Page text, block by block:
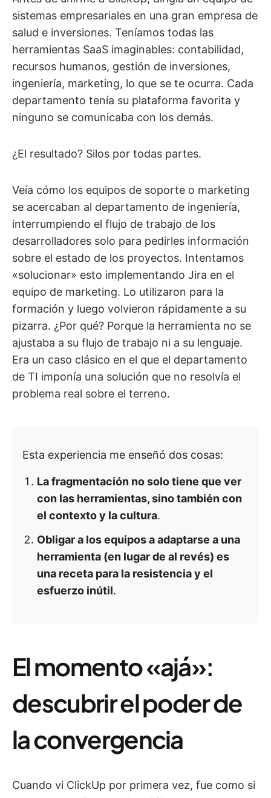
sistemas empresariales en una gran empresa de
salud e inversiones. Teníamos todas las
herramientas SaaS imaginables: contabilidad,
recursos humanos, gestión de inversiones,
ingeniería, marketing, lo que se te ocurra. Cada
departamento tenía su plataforma favorita y
ninguno se comunicaba con los demás.
¿El resultado? Silos por todas partes.
Veía cómo los equipos de soporte o marketing
se acercaban al departamento de ingeniería,
interrumpiendo el flujo de trabajo de los
desarrolladores solo para pedirles información
sobre el estado de los proyectos. Intentamos
«solucionar» esto implementando Jira en el
equipo de marketing. Lo utilizaron para la
formación y luego volvieron rápidamente a su
pizarra. ¿Por qué? Porque la herramienta no se
ajustaba a su flujo de trabajo ni a su lenguaje.
Era un caso clásico en el que el departamento
de TI imponía una solución que no resolvía el
problema real sobre el terreno.
Esta experiencia me enseñó dos cosas:
La fragmentación no solo tiene que ver
con las herramientas, sino también con
el contexto y la cultura.
Obligar a los equipos a adaptarse a una
herramienta (en lugar de al revés) es
una receta para la resistencia y el
esfuerzo inútil.
El momento «ajá»:
descubrir el poder de
la convergencia
Cuando vi ClickUp por primera vez, fue como si